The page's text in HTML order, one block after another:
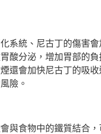
系統、尼古丁的傷害
酸分泌，增加胃部的
還會加快尼古丁的吸
險。
與食物中的鐵質結合